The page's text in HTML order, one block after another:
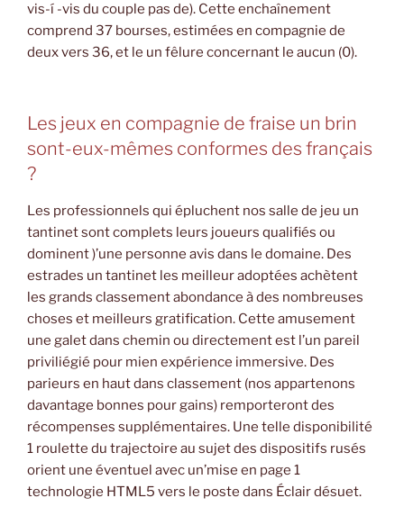
vis-í -vis du couple pas de). Cette enchaînement
comprend 37 bourses, estimées en compagnie de
deux vers 36, et le un fêlure concernant le aucun (0).
Les jeux en compagnie de fraise un brin
sont-eux-mêmes conformes des français
?
Les professionnels qui épluchent nos salle de jeu un
tantinet sont complets leurs joueurs qualifiés ou
dominent )’une personne avis dans le domaine. Des
estrades un tantinet les meilleur adoptées achètent
les grands classement abondance à des nombreuses
choses et meilleurs gratification. Cette amusement
une galet dans chemin ou directement est l’un pareil
priviliégié pour mien expérience immersive. Des
parieurs en haut dans classement (nos appartenons
davantage bonnes pour gains) remporteront des
récompenses supplémentaires. Une telle disponibilité
1 roulette du trajectoire au sujet des dispositifs rusés
orient une éventuel avec un’mise en page 1
technologie HTML5 vers le poste dans Éclair désuet.